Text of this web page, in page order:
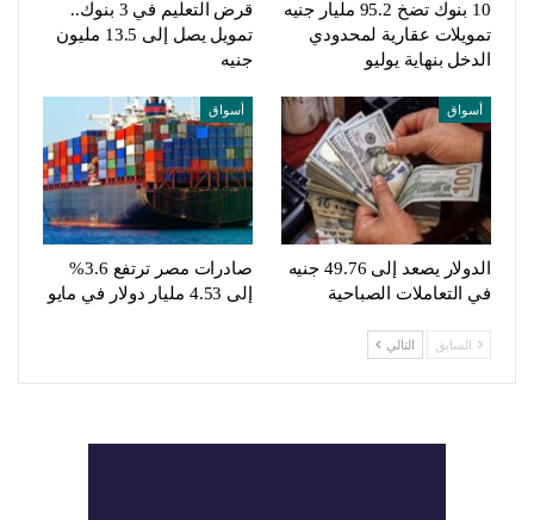
10 بنوك تضخ 95.2 مليار جنيه
تمويلات عقارية لمحدودي
الدخل بنهاية يوليو
قرض التعليم في 3 بنوك..
تمويل يصل إلى 13.5 مليون
جنيه
أسواق
الدولار يصعد إلى 49.76 جنيه
في التعاملات الصباحية
أسواق
صادرات مصر ترتفع 3.6%
إلى 4.53 مليار دولار في مايو
السابق التالي